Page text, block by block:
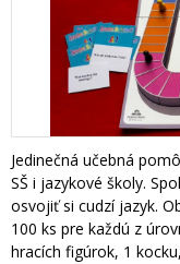
Jedinečná učebná
SŠ i jazykové školy.
osvojiť si cudzí jazyk.
100 ks pre každú z
hracích figúrok, 1